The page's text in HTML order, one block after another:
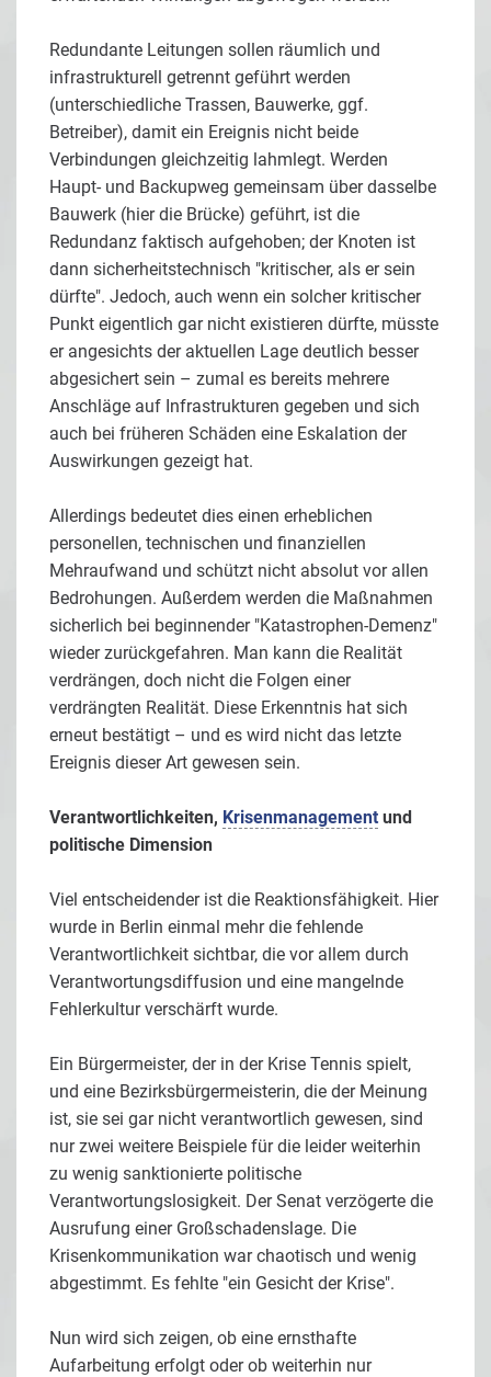
Redundante Leitungen sollen räumlich und
infrastrukturell getrennt geführt werden
(unterschiedliche Trassen, Bauwerke, ggf.
Betreiber), damit ein Ereignis nicht beide
Verbindungen gleichzeitig lahmlegt. Werden
Haupt- und Backupweg gemeinsam über dasselbe
Bauwerk (hier die Brücke) geführt, ist die
Redundanz faktisch aufgehoben; der Knoten ist
dann sicherheitstechnisch "kritischer, als er sein
dürfte". Jedoch, auch wenn ein solcher kritischer
Punkt eigentlich gar nicht existieren dürfte, müsste
er angesichts der aktuellen Lage deutlich besser
abgesichert sein – zumal es bereits mehrere
Anschläge auf Infrastrukturen gegeben und sich
auch bei früheren Schäden eine Eskalation der
Auswirkungen gezeigt hat.
Allerdings bedeutet dies einen erheblichen
personellen, technischen und finanziellen
Mehraufwand und schützt nicht absolut vor allen
Bedrohungen. Außerdem werden die Maßnahmen
sicherlich bei beginnender "Katastrophen-Demenz"
wieder zurückgefahren. Man kann die Realität
verdrängen, doch nicht die Folgen einer
verdrängten Realität. Diese Erkenntnis hat sich
erneut bestätigt – und es wird nicht das letzte
Ereignis dieser Art gewesen sein.
Verantwortlichkeiten, Krisenmanagement und
politische Dimension
Viel entscheidender ist die Reaktionsfähigkeit. Hier
wurde in Berlin einmal mehr die fehlende
Verantwortlichkeit sichtbar, die vor allem durch
Verantwortungsdiffusion und eine mangelnde
Fehlerkultur verschärft wurde.
Ein Bürgermeister, der in der Krise Tennis spielt,
und eine Bezirksbürgermeisterin, die der Meinung
ist, sie sei gar nicht verantwortlich gewesen, sind
nur zwei weitere Beispiele für die leider weiterhin
zu wenig sanktionierte politische
Verantwortungslosigkeit. Der Senat verzögerte die
Ausrufung einer Großschadenslage. Die
Krisenkommunikation war chaotisch und wenig
abgestimmt. Es fehlte "ein Gesicht der Krise".
Nun wird sich zeigen, ob eine ernsthafte
Aufarbeitung erfolgt oder ob weiterhin nur